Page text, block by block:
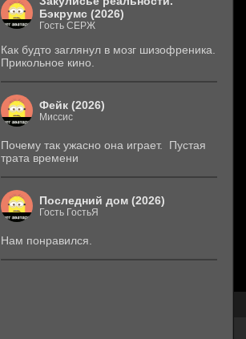
Бэкрумс (2026)
Гость СЕРЖ
Как будто заглянул в мозг шизофреника.
Прикольное кино.
Фейк (2026)
Миссис
Почему так ужасно она играет. Пустая
трата времени
Последний дом (2026)
Гость ГостьЯ
Нам понравился.